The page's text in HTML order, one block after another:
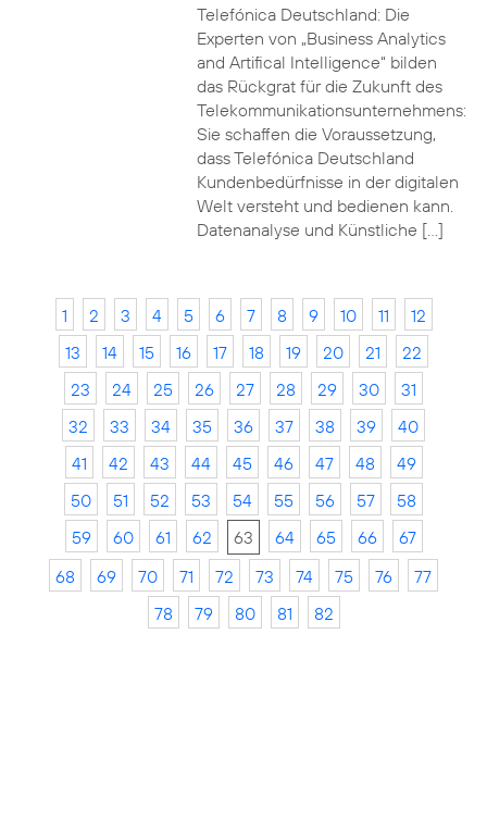
Telefónica Deutschland: Die
Experten von „Business Analytics
and Artifical Intelligence“ bilden
das Rückgrat für die Zukunft des
Telekommunikationsunternehmens:
Sie schaffen die Voraussetzung,
dass Telefónica Deutschland
Kundenbedürfnisse in der digitalen
Welt versteht und bedienen kann.
Datenanalyse und Künstliche […]
1 2 3 4 5 6 7 8 9 10 11
12
13
14 15 16 17 18 19 20 21
22
23
24 25 26 27 28 29 30
31
32
33 34 35 36 37 38 39
40
41
42 43 44 45 46 47 48
49
50
51 52 53 54 55 56 57
58
59
60 61 62 63 64 65 66
67
68
69 70 71 72 73 74 75 76
77
78
79 80 81 82